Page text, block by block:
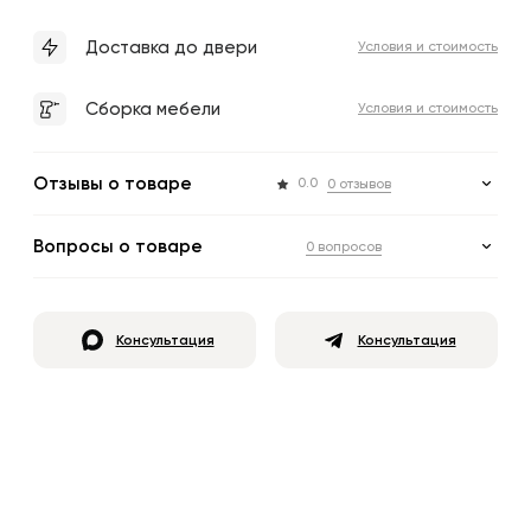
Доставка до двери Условия и стоимость
Сборка мебели Условия и стоимость
Отзывы о товаре 0.0 0 отзывов
Вопросы о товаре 0 вопросов
Консультация Консультация